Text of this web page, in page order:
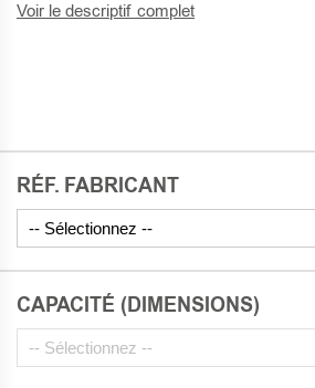
Voir le descriptif complet
RÉF. FABRICANT
CAPACITÉ (DIMENSIONS)